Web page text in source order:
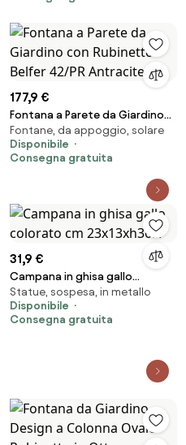
177,9 €
Fontana a Parete da Giardino
con Rubinetto Belfer 42/PR
Antracite...
Fontane, da appoggio, solare
Disponibile
Consegna gratuita
31,9 €
Campana in ghisa gallo
colorato cm 23x13xh36...
Statue, sospesa, in metallo
Disponibile
Consegna gratuita